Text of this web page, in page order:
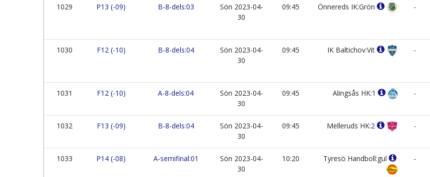
1029 P13 (-09) B-8-dels:03
Sön 2023-04-
30
09:45 Önnereds IK:Grön -
1030 F12 (-10) B-8-dels:04
Sön 2023-04-
30
09:45 IK Baltichov:Vit -
1031 F12 (-10) A-8-dels:04
Sön 2023-04-
30
09:45 Alingsås HK:1 -
1032 F13 (-09) B-8-dels:04
Sön 2023-04-
30
09:45 Melleruds HK:2 -
1033 P14 (-08) A-semifinal:01
Sön 2023-04-
30
10:20 Tyresö Handboll:gul -